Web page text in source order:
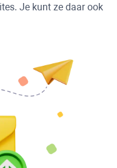
Je kunt ze daar ook